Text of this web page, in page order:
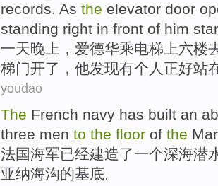
records . As the elevator door
standing right in front of him
一天晚上 ， 爱德华乘电梯 上六楼
梯门开了 ， 他发现有个人 正好站
youdao
The French navy has built an
three men to the floor of the
法国海军已经建造了一个深海潜
亚纳海沟的基底。